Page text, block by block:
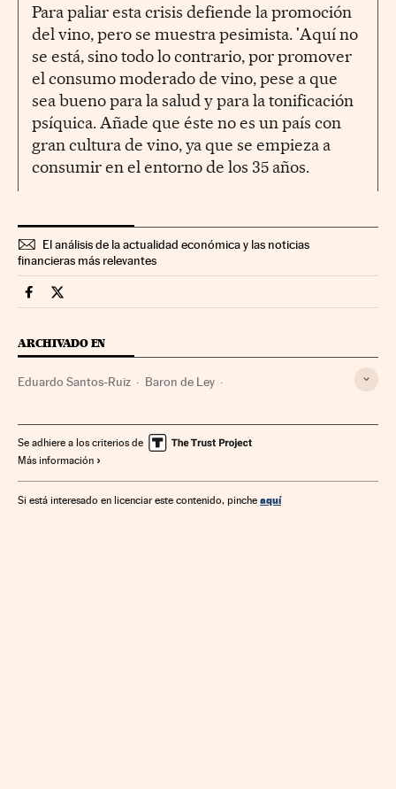
Para paliar esta crisis defiende la promoción
del vino, pero se muestra pesimista. 'Aquí no
se está, sino todo lo contrario, por promover
el consumo moderado de vino, pese a que
sea bueno para la salud y para la tonificación
psíquica. Añade que éste no es un país con
gran cultura de vino, ya que se empieza a
consumir en el entorno de los 35 años.
El análisis de la actualidad económica y las noticias
financieras más relevantes
Mercados Financieros Cinco Días en Facebook
Mercados Financieros Cinco Días en Twitter
ARCHIVADO EN
Eduardo Santos-Ruiz Baron de Ley
Agroalimentación
Se adhiere a los criterios de
Más información
Si está interesado en licenciar este contenido, pinche aquí